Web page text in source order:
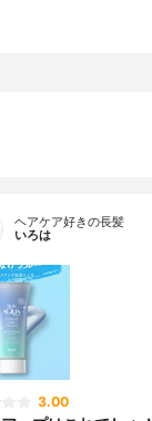
ヘアケア好きの長髪
いろは
3.00